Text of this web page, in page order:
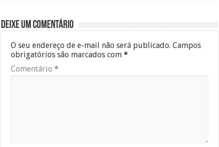
Deixe um comentário
O seu endereço de e-mail não será publicado. Campos
obrigatórios são marcados com*
Comentário*